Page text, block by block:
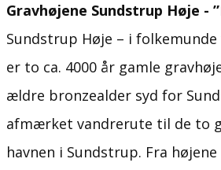
Gravhøjene Sundstrup Høje -
Sundstrup Høje – i folkemunde
er to ca. 4000 år gamle
ældre bronzealder syd for
afmærket vandrerute til de to
havnen i Sundstrup. Fra